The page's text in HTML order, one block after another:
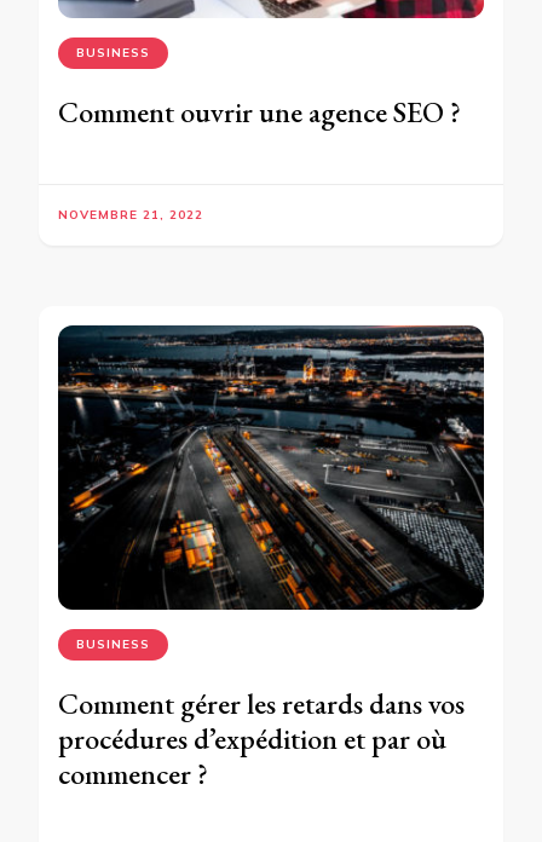
BUSINESS
Comment ouvrir une agence SEO ?
NOVEMBRE 21, 2022
BUSINESS
Comment gérer les retards dans vos
procédures d’expédition et par où
commencer ?